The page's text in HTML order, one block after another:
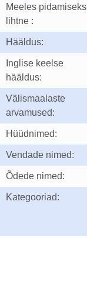
Meeles pidamiseks
lihtne :
Hääldus:
Inglise keelse
hääldus:
Välismaalaste
arvamused:
Hüüdnimed:
Vendade nimed:
Õdede nimed:
Kategooriad: